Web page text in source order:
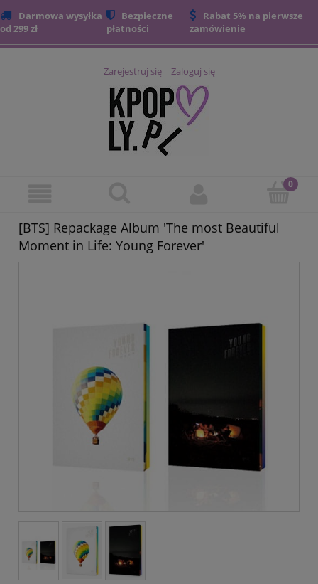
Darmowa wysyłka
od 299 zł
Bezpieczne
płatności
Rabat 5% na pierwsze
zamówienie
Zarejestruj się Zaloguj się
[BTS] Repackage Album 'The most Beautiful
Moment in Life: Young Forever'